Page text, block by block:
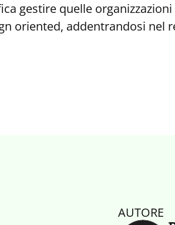
gestire quelle
oriented, addentrandosi nel
AUTORE